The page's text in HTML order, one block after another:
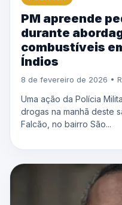
PM apreende
durante
combustíveis
Índios
8 de fevereiro de 2026 •
Uma ação da Polícia
drogas na manhã deste
Falcão, no bairro São...